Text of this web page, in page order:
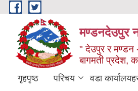
Skip to main content
मण्डनदेउपुर
" देउपुर र मण्डन
बागमती प्रदेश,
गृहपृष्ठ परिचय वडा